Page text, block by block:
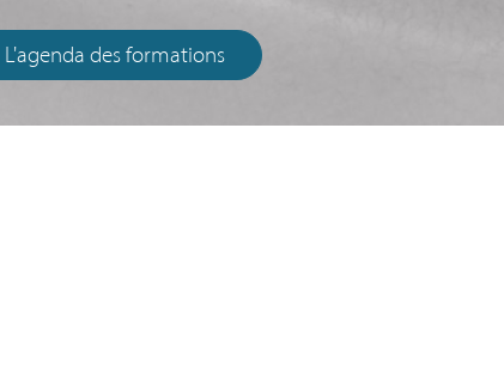
L'agenda des formations